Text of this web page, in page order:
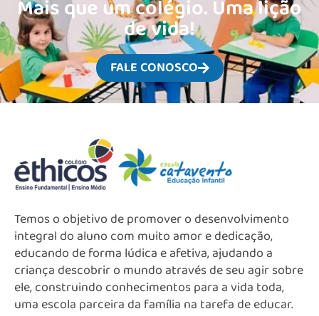
Mais que um colégio. Uma lição
de vida!
FALE CONOSCO
Temos o objetivo de promover o desenvolvimento
integral do aluno com muito amor e dedicação,
educando de forma lúdica e afetiva, ajudando a
criança descobrir o mundo através de seu agir sobre
ele, construindo conhecimentos para a vida toda,
uma escola parceira da família na tarefa de educar.